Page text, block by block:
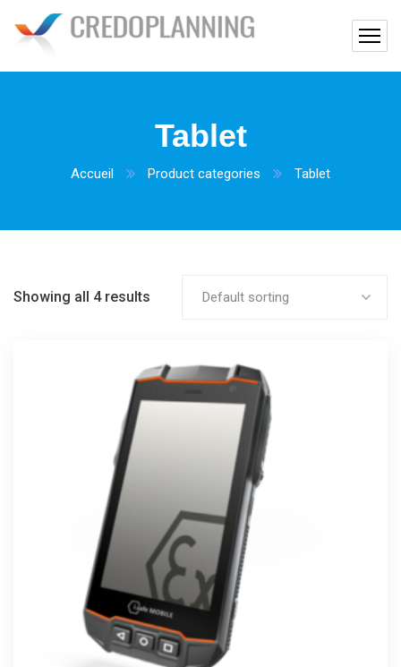
Tablet
Accueil Product categories Tablet
Showing all 4 results Default sorting